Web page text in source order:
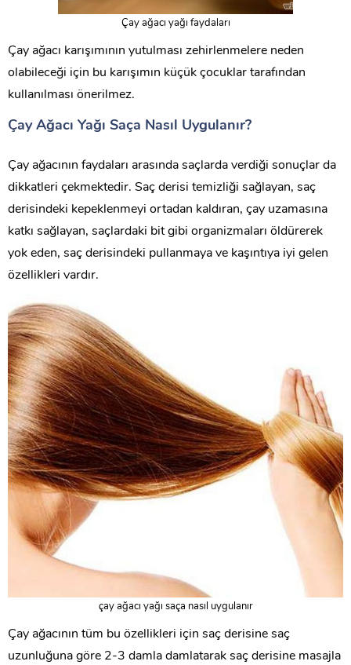
Çay ağacı yağı faydaları
Çay ağacı karışımının yutulması zehirlenmelere neden
olabileceği için bu karışımın küçük çocuklar tarafından
kullanılması önerilmez.
Çay Ağacı Yağı Saça Nasıl Uygulanır?
Çay ağacının faydaları arasında saçlarda verdiği sonuçlar da
dikkatleri çekmektedir. Saç derisi temizliği sağlayan, saç
derisindeki kepeklenmeyi ortadan kaldıran, çay uzamasına
katkı sağlayan, saçlardaki bit gibi organizmaları öldürerek
yok eden, saç derisindeki pullanmaya ve kaşıntıya iyi gelen
özellikleri vardır.
çay ağacı yağı saça nasıl uygulanır
Çay ağacının tüm bu özellikleri için saç derisine saç
uzunluğuna göre 2-3 damla damlatarak saç derisine masajla